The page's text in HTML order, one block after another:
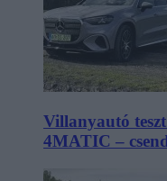
Villanyautó
4MATIC –